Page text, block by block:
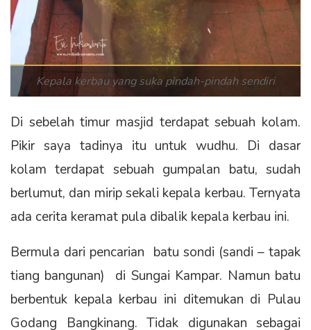
Kepala kerbau yang suka pindah-pindah sendiri
Di sebelah timur masjid terdapat sebuah kolam.
Pikir saya tadinya itu untuk wudhu. Di dasar
kolam terdapat sebuah gumpalan batu, sudah
berlumut, dan mirip sekali kepala kerbau. Ternyata
ada cerita keramat pula dibalik kepala kerbau ini.
Bermula dari pencarian batu sondi (sandi – tapak
tiang bangunan) di Sungai Kampar. Namun batu
berbentuk kepala kerbau ini ditemukan di Pulau
Godang Bangkinang. Tidak digunakan sebagai